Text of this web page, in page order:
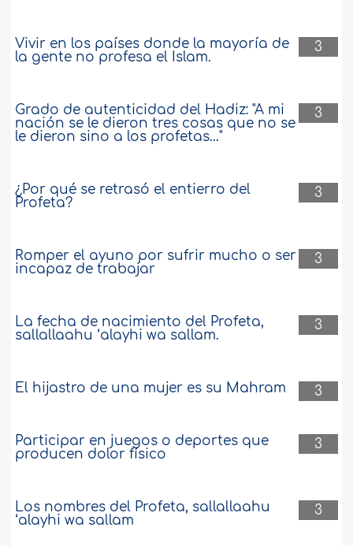
3
Vivir en los países donde la mayoría de
la gente no profesa el Islam.
3
Grado de autenticidad del Hadiz: "A mi
nación se le dieron tres cosas que no se
le dieron sino a los profetas..."
3
¿Por qué se retrasó el entierro del
Profeta?
3
Romper el ayuno por sufrir mucho o ser
incapaz de trabajar
3
La fecha de nacimiento del Profeta,
sallallaahu ‘alayhi wa sallam.
3
El hijastro de una mujer es su Mahram
3
Participar en juegos o deportes que
producen dolor físico
3
Los nombres del Profeta, sallallaahu
‘alayhi wa sallam